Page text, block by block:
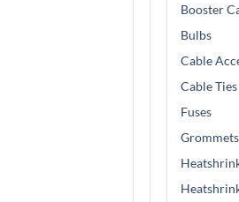
Booster
Bulbs
Cable
Cable Ties
Fuses
Grommets